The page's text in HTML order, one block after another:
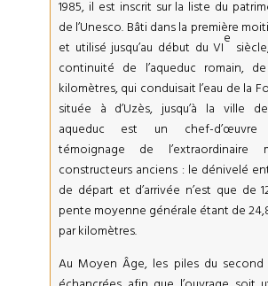
1985, il est inscrit sur la liste du
de l’Unesco. Bâti dans la première
et utilisé jusqu’au début du VI
e
continuité de l’aqueduc romain,
kilomètres, qui conduisait l’eau de la
située à d’Uzès, jusqu’à la ville
aqueduc est un chef-d’œuvre
témoignage de l’extraordinaire
constructeurs anciens : le dénivelé
de départ et d’arrivée n’est que de
pente moyenne générale étant de
par kilomètres.
Au Moyen Âge, les piles du